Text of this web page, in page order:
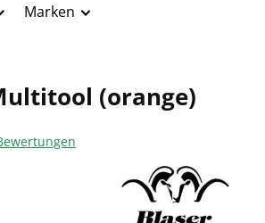
Marken
(orange)
Bewertung von 5 von 5 Sternen